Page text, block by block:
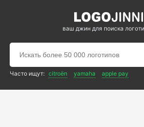
ваш джин для поиска
Часто ищут: citroën yamaha apple pay